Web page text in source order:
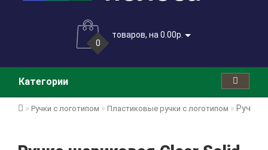
0
товаров, на 0.00р.
Категории
Ручки с логотипом Пластиковые ручки с логотипом Ручка